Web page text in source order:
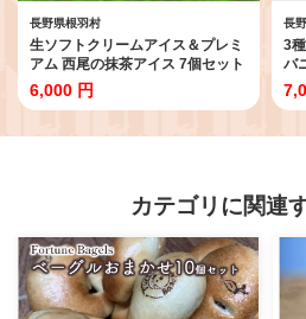
長野県根羽村
生ソフトクリームアイス＆プレミ
アム 西尾の抹茶アイス 7個セット
生ソフトクリームアイス ミルクア
イス 牛乳アイス 西尾 抹茶 根羽村
6,000 円
長
3
バ
ぺ
ク
ン
カテゴリに関連